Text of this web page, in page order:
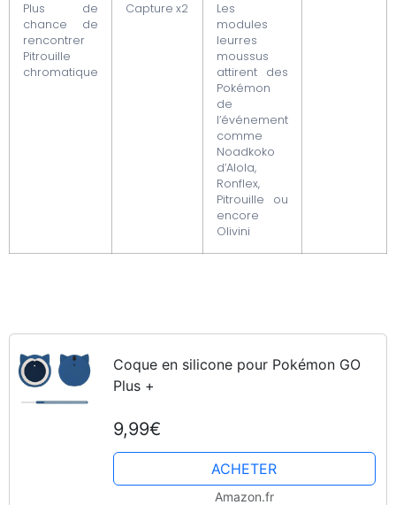
Plus de
chance de
rencontrer
Pitrouille
chromatique
Capture x2
Les
modules
leurres
moussus
attirent des
Pokémon
de
l’événement
comme
Noadkoko
d’Alola,
Ronflex,
Pitrouille ou
encore
Olivini
Coque en silicone pour Pokémon GO
Plus +
9,99€
ACHETER
Amazon.fr